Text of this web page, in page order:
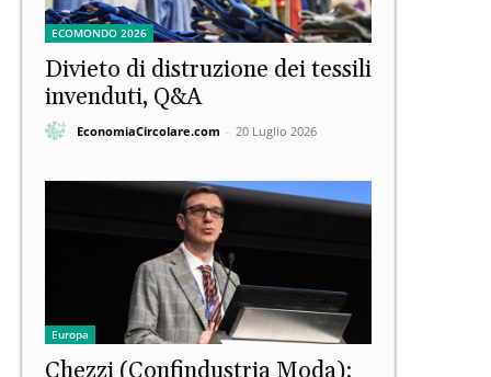
ECOMONDO 2026
Divieto di distruzione dei tessili
invenduti, Q&A
EconomiaCircolare.com - 20 Luglio 2026
Europa